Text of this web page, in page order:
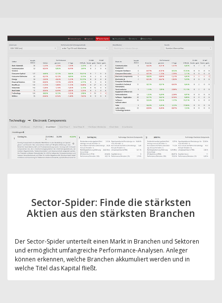
Sector-Spider: Finde die stärksten
Aktien aus den stärksten Branchen
Der Sector-Spider unterteilt einen Markt in Branchen und Sektoren
und ermöglicht umfangreiche Performance-Analysen. Anleger
können erkennen, welche Branchen akkumuliert werden und in
welche Titel das Kapital fließt.